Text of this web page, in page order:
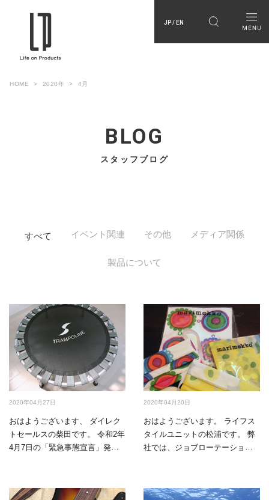
JP / EN
HOME 2020年 4月
BLOG
スタッフブログ
すべて イベント関連 その他 メディア関係
製品について
2020年04月27日
おはようございます、 ダイレク
トセールスの柴田です。 令和2年
4月7日の「緊急事態宣言」発令
2020年04月20日
おはようございます。 ライフス
タイルユニットの松浦です。 弊
社では、ジョブローテーション